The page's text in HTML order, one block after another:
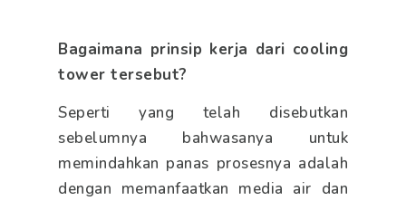
Bagaimana prinsip kerja dari cooling
tower tersebut?
Seperti yang telah disebutkan
sebelumnya bahwasanya untuk
memindahkan panas prosesnya adalah
dengan memanfaatkan media air dan